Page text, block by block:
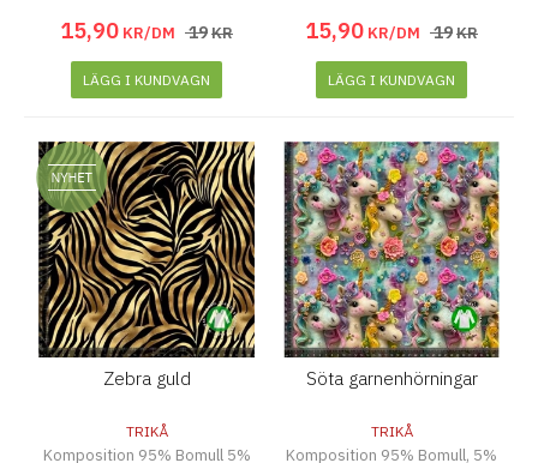
15,90 KR/DM 19KR
LÄGG I KUNDVAGN
15,90 KR/DM 19KR
LÄGG I KUNDVAGN
Zebra guld
TRIKÅ
Komposition 95% Bomull 5%
Söta garnenhörningar
TRIKÅ
Komposition 95% Bomull, 5%